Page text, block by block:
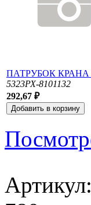
ПАТРУБОК
5323РХ-8101132
292,67 ₽
Артикул: